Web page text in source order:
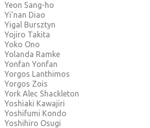
Yeon Sang-ho
Yi'nan Diao
Yigal Bursztyn
Yojiro Takita
Yoko Ono
Yolanda Ramke
Yonfan Yonfan
Yorgos Lanthimos
Yorgos Zois
York Alec Shackleton
Yoshiaki Kawajiri
Yoshifumi Kondo
Yoshihiro Osugi